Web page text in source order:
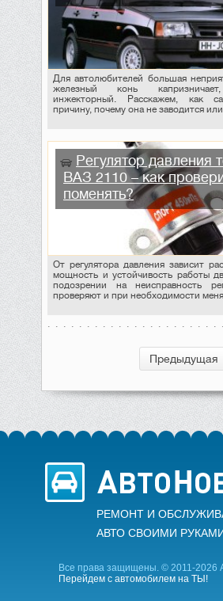
Для автолюбителей большая
железный конь
инжекторный. Расскажем, как
причину, почему она не заводится
Регулятор давления
ВАЗ 2110 – как
поменять?
От регулятора давления зависит
мощность и устойчивость работы
подозрении на неисправность
проверяют и при необходимости
Предыдущая
РЕМОНТ И
АВТО CВОИМИ
Все права защищены. © 2011-2026
Перейдем с автомобилем на ТЫ!